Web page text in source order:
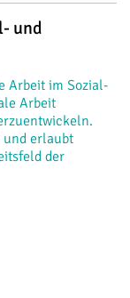
und
Arbeit im Sozial-
Arbeit
und erlaubt
der